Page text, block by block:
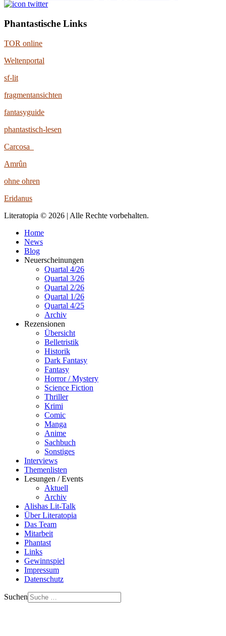
Phantastische Links
TOR online
Weltenportal
sf-lit
fragmentansichten
fantasyguide
phantastisch-lesen
Carcosa
Amrûn
ohne ohren
Eridanus
Literatopia © 2026 | Alle Rechte vorbehalten.
Home
News
Blog
Neuerscheinungen
Quartal 4/26
Quartal 3/26
Quartal 2/26
Quartal 1/26
Quartal 4/25
Archiv
Rezensionen
Übersicht
Belletristik
Historik
Dark Fantasy
Fantasy
Horror / Mystery
Science Fiction
Thriller
Krimi
Comic
Manga
Anime
Sachbuch
Sonstiges
Interviews
Themenlisten
Lesungen / Events
Aktuell
Archiv
Alishas Lit-Talk
Über Literatopia
Das Team
Mitarbeit
Phantast
Links
Gewinnspiel
Impressum
Datenschutz
Suchen